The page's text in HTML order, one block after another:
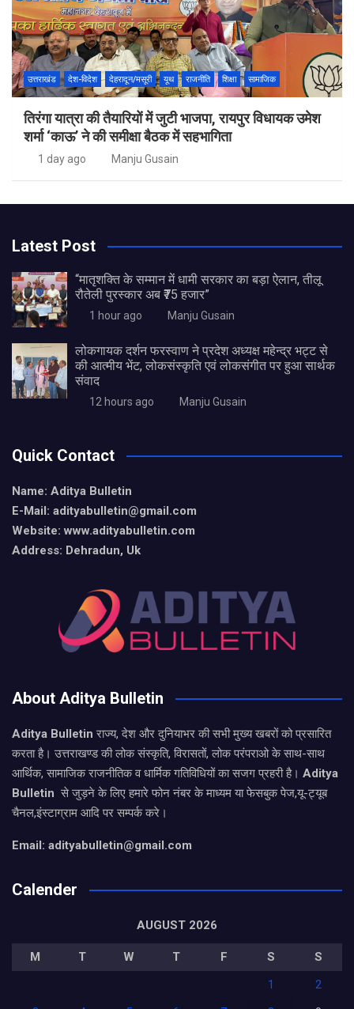
उत्तराखंड देश-विदेश देहरादून/मसूरी यूथ राजनीति शिक्षा सामाजिक
तिरंगा यात्रा की तैयारियों में जुटी भाजपा, रायपुर विधायक उमेश
शर्मा ‘काऊ’ ने की समीक्षा बैठक में सहभागिता
1 day ago Manju Gusain
Latest Post
“मातृशक्ति के सम्मान में धामी सरकार का बड़ा ऐलान, तीलू
रौतेली पुरस्कार अब ₹75 हजार”
1 hour ago Manju Gusain
लोकगायक दर्शन फरस्वाण ने प्रदेश अध्यक्ष महेन्द्र भट्ट से
की आत्मीय भेंट, लोकसंस्कृति एवं लोकसंगीत पर हुआ सार्थक
संवाद
12 hours ago Manju Gusain
Quick Contact
Name: Aditya Bulletin
E-Mail: adityabulletin@gmail.com
Website: www.adityabulletin.com
Address: Dehradun, Uk
About Aditya Bulletin
Aditya Bulletinराज्य, देश और दुनियाभर की सभी मुख्य खबरों को प्रसारित
करता है। उत्तराखण्ड की लोक संस्कृति, विरासतों, लोक परंपराओ के साथ-साथ
आर्थिक, सामाजिक राजनीतिक व धार्मिक गतिविधियों का सजग प्रहरी है। Aditya
Bulletin से जुड़ने के लिए हमारे फोन नंबर के माध्यम या फेसबुक पेज,यू-ट्यूब
चैनल,इंस्टाग्राम आदि पर सम्पर्क करे।
Email: adityabulletin@gmail.com
Calender
AUGUST 2026
M T W T F S
S
1
2